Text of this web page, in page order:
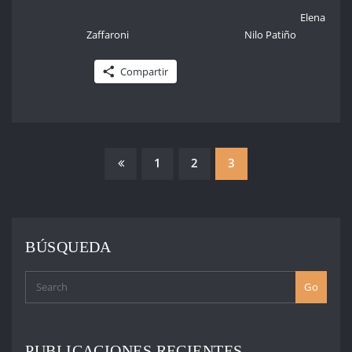
Elena
Zaffaroni Nilo Patiño
Compartir
PAGINACIÓN
ENTRADAS
1 2 3
BÚSQUEDA
Go